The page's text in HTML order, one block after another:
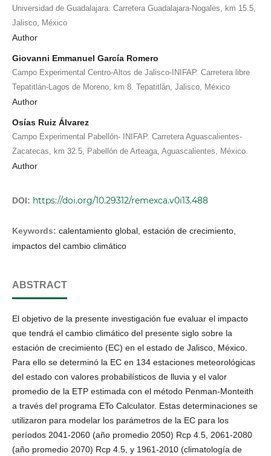
Universidad de Guadalajara. Carretera Guadalajara-Nogales, km 15.5,
Jalisco, México
Author
Giovanni Emmanuel García Romero
Campo Experimental Centro-Altos de Jalisco-INIFAP. Carretera libre
Tepatitlán-Lagos de Moreno, km 8. Tepatitlán, Jalisco, México
Author
Osías Ruiz Álvarez
Campo Experimental Pabellón- INIFAP. Carretera Aguascalientes-
Zacatecas, km 32.5, Pabellón de Arteaga, Aguascalientes, México.
Author
DOI: https://doi.org/10.29312/remexca.v0i13.488
Keywords: calentamiento global, estación de crecimiento,
impactos del cambio climático
ABSTRACT
El objetivo de la presente investigación fue evaluar el impacto
que tendrá el cambio climático del presente siglo sobre la
estación de crecimiento (EC) en el estado de Jalisco, México.
Para ello se determinó la EC en 134 estaciones meteorológicas
del estado con valores probabilísticos de lluvia y el valor
promedio de la ETP estimada con el método Penman-Monteith
a través del programa ETo Calculator. Estas determinaciones se
utilizaron para modelar los parámetros de la EC para los
períodos 2041-2060 (año promedio 2050) Rcp 4.5, 2061-2080
(año promedio 2070) Rcp 4.5, y 1961-2010 (climatología de